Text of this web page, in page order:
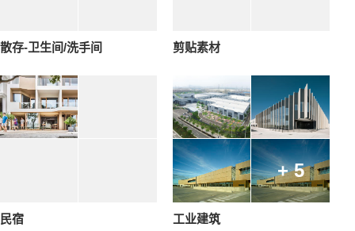
散存-卫生间/洗手间 剪贴素材
民宿
+ 5
工业建筑